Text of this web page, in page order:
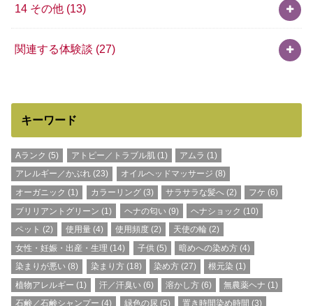
14 その他 (13)
関連する体験談 (27)
キーワード
Aランク (5) アトピー／トラブル肌(1) アムラ (1)
アレルギー／かぶれ (23) オイルヘッドマッサージ (8)
オーガニック (1) カラーリング(3) サラサラな髪へ(2) フケ (6)
ブリリアントグリーン (1) ヘナの匂い(9) ヘナショック (10)
ペット (2) 使用量(4) 使用頻度(2) 天使の輪 (2)
女性・妊娠・出産・生理 (14) 子供(5) 暗めへの染め方(4)
染まりが悪い (8) 染まり方(18) 染め方(27) 根元染 (1)
植物アレルギー (1) 汗／汗臭い(6) 溶かし方(6) 無農薬ヘナ (1)
石鹸／石鹸シャンプー (4) 緑色の尿 (5) 置き時間染め時間 (3)